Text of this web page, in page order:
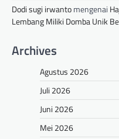
Dodi sugi irwantomengenai
Lembang Miliki Domba Unik
Archives
Agustus 2026
Juli 2026
Juni 2026
Mei 2026